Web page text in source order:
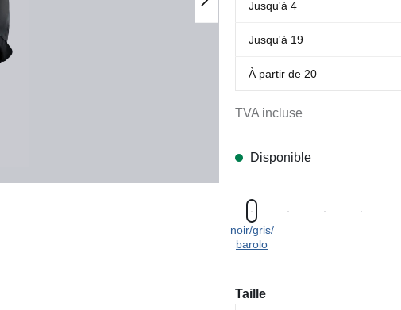
Jusqu'à 4
Jusqu'à 19
À partir de 20
TVA incluse
Disponible
noir/gris/
barolo
Sélectionnez
Taille